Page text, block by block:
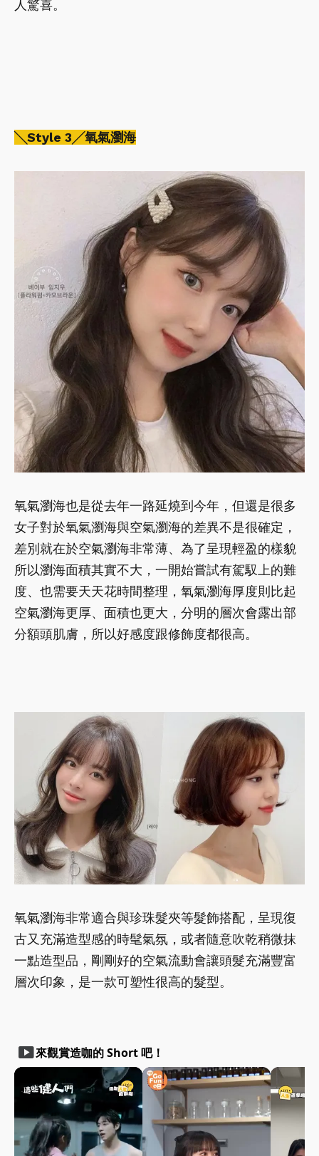
人驚喜。
╲Style 3╱氧氣瀏海
氧氣瀏海也是從去年一路延燒到今年，但還是很多
女子對於氧氣瀏海與空氣瀏海的差異不是很確定，
差別就在於空氣瀏海非常薄、為了呈現輕盈的樣貌
所以瀏海面積其實不大，一開始嘗試有駕馭上的難
度、也需要天天花時間整理，氧氣瀏海厚度則比起
空氣瀏海更厚、面積也更大，分明的層次會露出部
分額頭肌膚，所以好感度跟修飾度都很高。
氧氣瀏海非常適合與珍珠髮夾等髮飾搭配，呈現復
古又充滿造型感的時髦氣氛，或者隨意吹乾稍微抹
一點造型品，剛剛好的空氣流動會讓頭髮充滿豐富
層次印象，是一款可塑性很高的髮型。
smart_display來觀賞造咖的 Short 吧！